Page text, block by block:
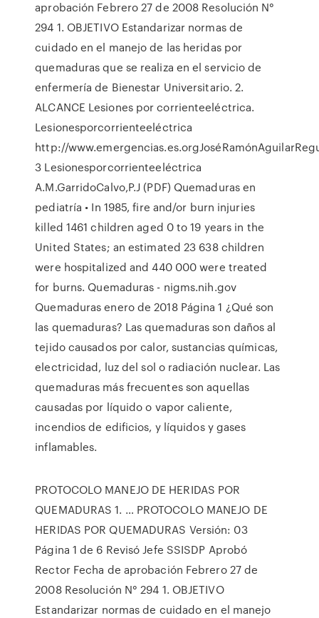
aprobación Febrero 27 de 2008 Resolución N°
294 1. OBJETIVO Estandarizar normas de
cuidado en el manejo de las heridas por
quemaduras que se realiza en el servicio de
enfermería de Bienestar Universitario. 2.
ALCANCE Lesiones por corrienteeléctrica.
Lesionesporcorrienteeléctrica
http://
3 Lesionesporcorrienteeléctrica
A.M.GarridoCalvo,P.J (PDF) Quemaduras en
pediatría • In 1985, fire and/or burn injuries
killed 1461 children aged 0 to 19 years in the
United States; an estimated 23 638 children
were hospitalized and 440 000 were treated
for burns. Quemaduras - nigms.nih.gov
Quemaduras enero de 2018 Página 1 ¿Qué son
las quemaduras? Las quemaduras son daños al
tejido causados por calor, sustancias químicas,
electricidad, luz del sol o radiación nuclear. Las
quemaduras más frecuentes son aquellas
causadas por líquido o vapor caliente,
incendios de edificios, y líquidos y gases
inflamables.
PROTOCOLO MANEJO DE HERIDAS POR
QUEMADURAS 1. … PROTOCOLO MANEJO DE
HERIDAS POR QUEMADURAS Versión: 03
Página 1 de 6 Revisó Jefe SSISDP Aprobó
Rector Fecha de aprobación Febrero 27 de
2008 Resolución N° 294 1. OBJETIVO
Estandarizar normas de cuidado en el manejo